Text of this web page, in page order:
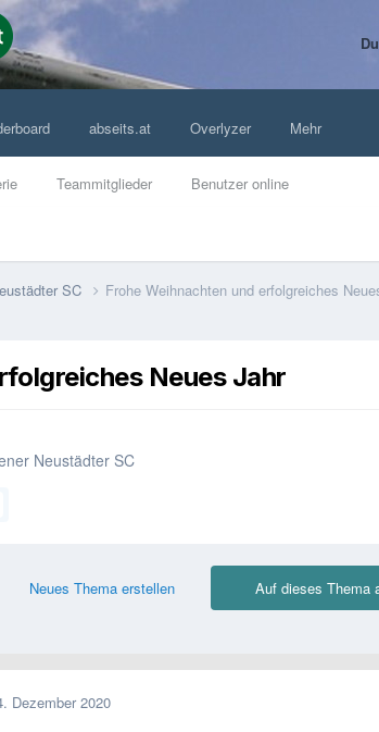
Teammitglieder Benutzer online
abseits.at Overlyzer Mehr
SC Frohe Weihnachten und erfolgreiches
Neues Jahr
Neustädter SC
Auf dieses Thema
Neues Thema erstellen
Dezember 2020